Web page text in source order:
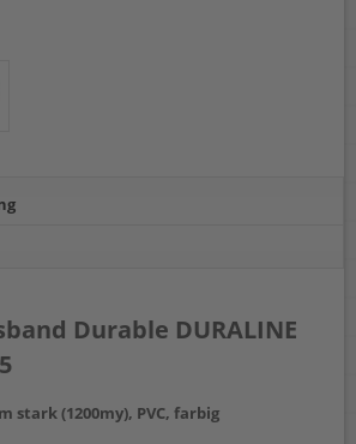
Durable DURALINE
stark (1200my), PVC, farbig